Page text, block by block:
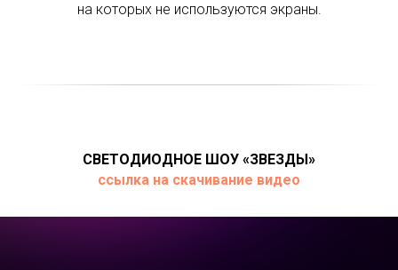
на которых не используются экраны.
СВЕТОДИОДНОЕ ШОУ «ЗВЕЗДЫ»
ссылка на скачивание видео